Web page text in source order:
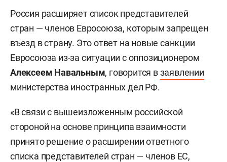
Россия расширяет список представителей
стран — членов Евросоюза, которым запрещен
въезд в страну. Это ответ на новые санкции
Евросоюза из-за ситуации с оппозиционером
Алексеем Навальным, говорится взаявлении
министерства иностранных дел РФ.
«В связи с вышеизложенным российской
стороной на основе принципа взаимности
принято решение о расширении ответного
списка представителей стран — членов ЕС,